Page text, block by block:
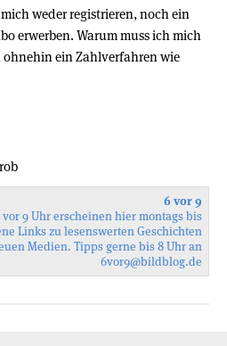
weder registrieren, noch ein
erwerben. Warum muss ich mich
ein Zahlverfahren wie
6 vor 9
9 Uhr erscheinen hier montags bis
Links zu lesenswerten Geschichten
Medien. Tipps gerne bis 8 Uhr an
6vor9@bildblog.de